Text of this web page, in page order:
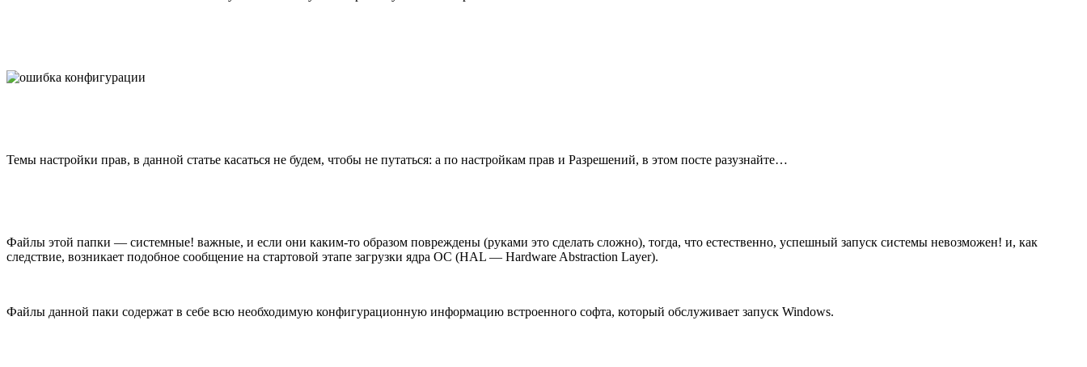
Темы настройки прав, в данной статье касаться не будем, чтобы не путаться: а по настройкам прав и Разрешений, в этом посте разузнайте…
Файлы этой папки — системные! важные, и если они каким-то образом повреждены (руками это сделать сложно), тогда, что естественно, успешный запуск системы невозможен! и, как
следствие, возникает подобное сообщение на стартовой этапе загрузки ядра ОС (HAL — Hardware Abstraction Layer).
Файлы данной паки содержат в себе всю необходимую конфигурационную информацию встроенного софта, который обслуживает запуск Windows.